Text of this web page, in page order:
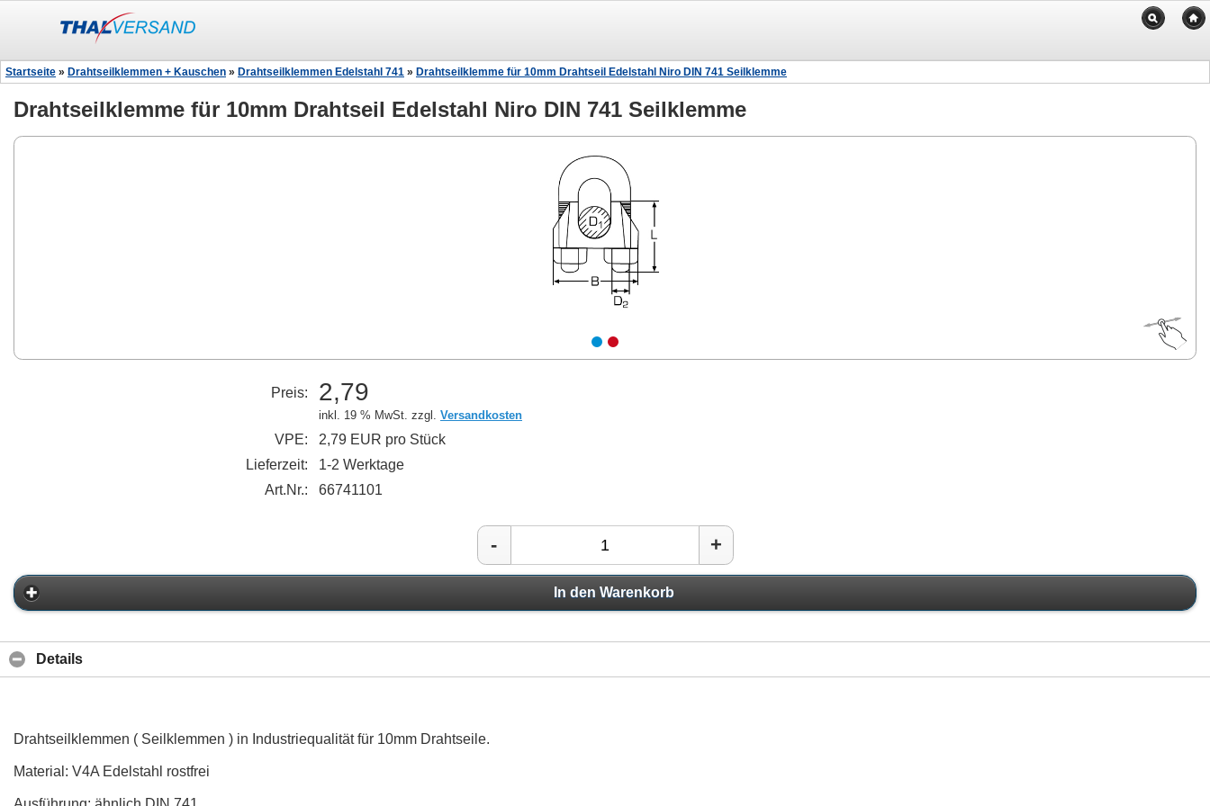
Startseite » Drahtseilklemmen + Kauschen » Drahtseilklemmen Edelstahl 741 » Drahtseilklemme für 10mm Drahtseil Edelstahl Niro DIN 741 Seilklemme
Drahtseilklemme für 10mm Drahtseil Edelstahl Niro DIN 741 Seilklemme
Preis: 2,79
inkl. 19 % MwSt. zzgl. Versandkosten
VPE:
2,79 EUR pro Stück
Lieferzeit:
1-2 Werktage
Art.Nr.:
66741101
- +
In den Warenkorb
Details
Drahtseilklemmen ( Seilklemmen ) in Industriequalität für 10mm Drahtseile.
Material: V4A Edelstahl rostfrei